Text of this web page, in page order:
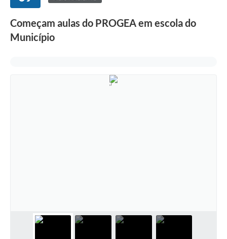
Começam aulas do PROGEA em escola do
Município